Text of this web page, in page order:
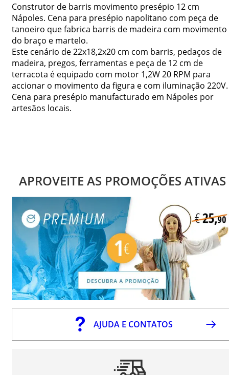
Construtor de barris movimento presépio 12 cm
Nápoles. Cena para presépio napolitano com peça de
tanoeiro que fabrica barris de madeira com movimento
do braço e martelo.
Este cenário de 22x18,2x20 cm com barris, pedaços de
madeira, pregos, ferramentas e peça de 12 cm de
terracota é equipado com motor 1,2W 20 RPM para
accionar o movimento da figura e com iluminação 220V.
Cena para presépio manufacturado em Nápoles por
artesãos locais.
APROVEITE AS PROMOÇÕES ATIVAS
AJUDA E CONTATOS